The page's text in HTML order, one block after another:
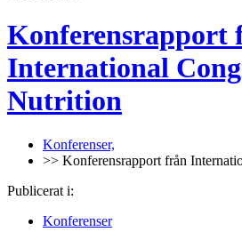
Konferensrapport
International
Nutrition
Konferenser,
>> Konferensrapport från
Publicerat i:
Konferenser